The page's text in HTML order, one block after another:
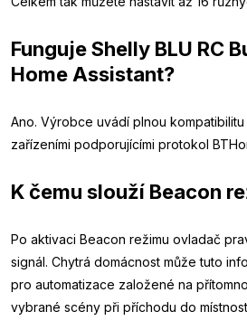
Funguje Shelly BLU RC
Home Assistant?
Ano. Výrobce uvádí plnou kompatibilitu
zařízeními podporujícími protokol
K čemu slouží Beacon
Po aktivaci Beacon režimu ovladač
signál. Chytrá domácnost může tuto
pro automatizace založené na
vybrané scény při příchodu do